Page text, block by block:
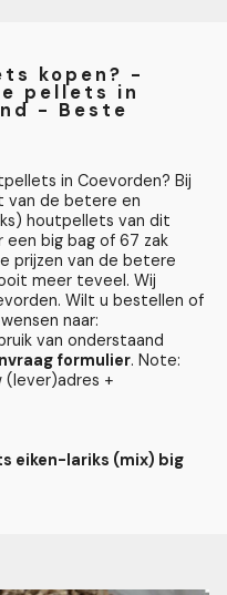
kopen? -
pellets in
- Beste
in Coevorden? Bij
van de betere en
houtpellets van dit
big bag of 67 zak
prijzen van de betere
meer teveel. Wij
Wilt u bestellen of
naar:
van onderstaand
formulier. Note:
(lever)adres +
eiken-lariks (mix) big